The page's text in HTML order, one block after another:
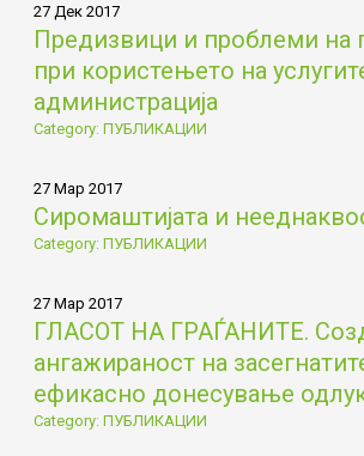
27 Дек 2017
Предизвици и проблеми на
при користењето на
администрација
Category: ПУБЛИКАЦИИ
27 Мар 2017
Сиромаштијата и
Category: ПУБЛИКАЦИИ
27 Мар 2017
ГЛАСОТ НА ГРАЃАНИТЕ.
ангажираност на
ефикасно донесување
Category: ПУБЛИКАЦИИ